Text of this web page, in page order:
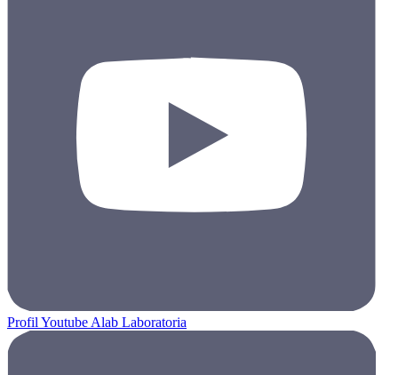
Profil Youtube Alab Laboratoria